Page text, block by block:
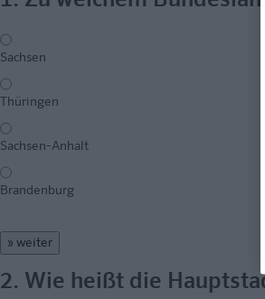
Sachsen
Thüringen
Sachsen-Anhalt
Brandenburg
» weiter
2. Wie heißt die